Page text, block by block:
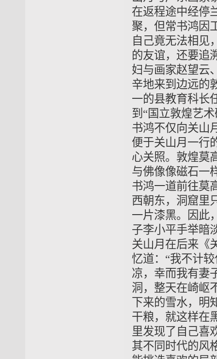
在返程途中经停
聚，但常书鸿因
自己竟无法相见
的友谊，还要追
妇与画家赵望云
辛地来到边远的
一的县教育科长
到“国立敦煌艺
书鸿不仅向关山
便于关山月一行
心关照。敦煌莫
与佛像像磁石一
书鸿一道前往莫
西朝东，洞窟里
一片漆黑。因此
子李小平手举暗
关山月在后来《
忆道：“我不计
凉，幸而我有妻
洞，整天在崎岖
下来的雪水，明
干粮，就这样在
里发现了自己喜
其不同时代的风